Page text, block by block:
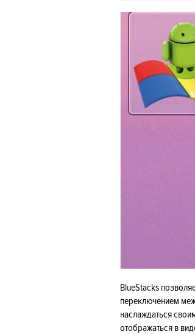
BlueStacks
переключением
наслаждаться
отображаться в